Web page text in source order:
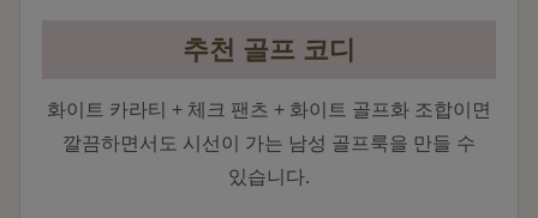
추천 골프 코디
화이트 카라티 + 체크 팬츠 + 화이트 골프화 조합이면
깔끔하면서도 시선이 가는 남성 골프룩을 만들 수
있습니다.